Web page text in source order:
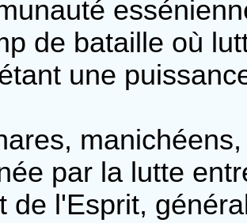
de bataille où
une
par la lutte
de l'Esprit,